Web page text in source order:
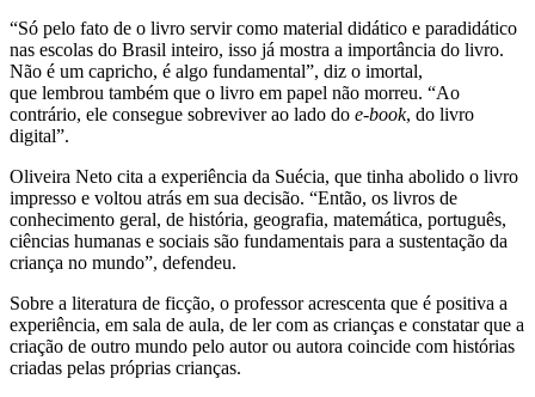
“Só pelo fato de o livro servir como material didático e paradidático
nas escolas do Brasil inteiro, isso já mostra a importância do livro.
Não é um capricho, é algo fundamental”, diz o imortal,
que lembrou também que o livro em papel não morreu. “Ao
contrário, ele consegue sobreviver ao lado do e-book, do livro
digital”.
Oliveira Neto cita a experiência da Suécia, que tinha abolido o livro
impresso e voltou atrás em sua decisão. “Então, os livros de
conhecimento geral, de história, geografia, matemática, português,
ciências humanas e sociais são fundamentais para a sustentação da
criança no mundo”, defendeu.
Sobre a literatura de ficção, o professor acrescenta que é positiva a
experiência, em sala de aula, de ler com as crianças e constatar que a
criação de outro mundo pelo autor ou autora coincide com histórias
criadas pelas próprias crianças.